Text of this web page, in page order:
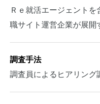
Ｒｅ就活エージェント
職サイト運営企業が展開
調査手法
調査員によるヒアリング